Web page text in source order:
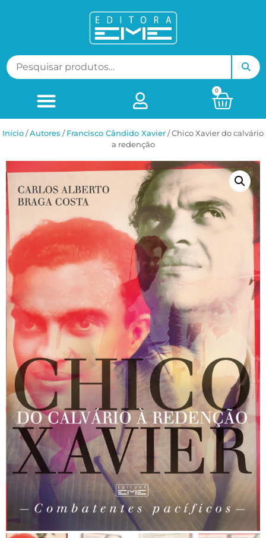
0
Início/ㅤAutores /Francisco Cândido Xavier/ Chico Xavier do calvário
a redenção